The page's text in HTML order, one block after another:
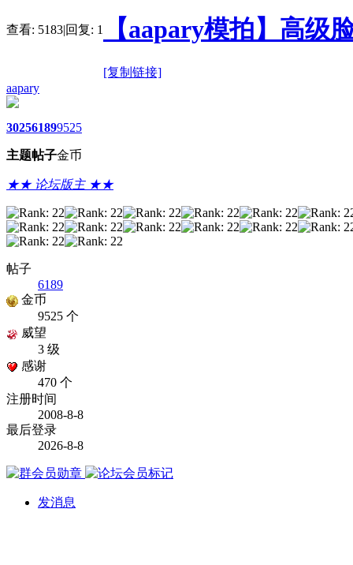
查看: 5183|回复: 1 【aapary模拍】高级
[复制链接]
aapary
3025
主题
6189
帖子
9525
金币
★★ 论坛版主 ★★
帖子
6189
金币
9525 个
威望
3 级
感谢
470 个
注册时间
2008-8-8
最后登录
2026-8-8
发消息